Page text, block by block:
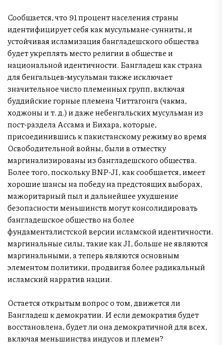
Сообщается, что 91 процент населения страны
идентифицирует себя как мусульмане-сунниты, и
устойчивая исламизация бангладешского общества
будет укреплять место религии в обществе и
национальной идентичности. Бангладеш как страна
для бенгальцев-мусульман также исключает
значительное число племенных групп, включая
буддийские горные племена Читтагонга (чакма,
ходжоны и т. д.) и даже небенгальских мусульман из
пост-раздела Ассама и Бихара, которые,
присоединившись к пакистанскому режиму во время
Освободительной войны, были в отместку
маргинализированы из бангладешского общества.
Более того, поскольку BNP-JI, как сообщается, имеет
хорошие шансы на победу на предстоящих выборах,
мажоритарный пыл и дальнейшее ухудшение
безопасности меньшинств могут консолидировать
бангладешское общество на более
фундаменталистской версии исламской идентичности.
маргинальные силы, такие как JI, больше не являются
маргинальными, а теперь являются основным
элементом политики, продвигая более радикальный
исламский нарратив нации.
Остается открытым вопрос о том, движется ли
Бангладеш к демократии. И если демократия будет
восстановлена, будет ли она демократичной для всех,
включая меньшинства индусов и племен?